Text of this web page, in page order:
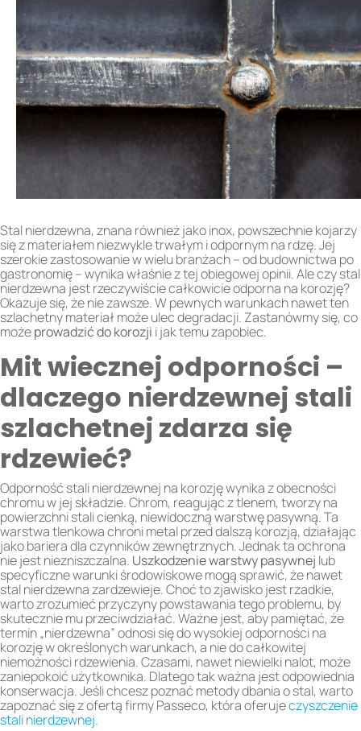
Stal nierdzewna, znana również jako inox, powszechnie kojarzy
się z materiałem niezwykle trwałym i odpornym na rdzę. Jej
szerokie zastosowanie w wielu branżach – od budownictwa po
gastronomię – wynika właśnie z tej obiegowej opinii. Ale czy stal
nierdzewna jest rzeczywiście całkowicie odporna na korozję?
Okazuje się, że nie zawsze. W pewnych warunkach nawet ten
szlachetny materiał może ulec degradacji. Zastanówmy się, co
możeprowadzić do korozji i jak temu zapobiec.
Mit wiecznej odporności –
dlaczego nierdzewnej stali
szlachetnej zdarza się
rdzewieć?
Odporność stali nierdzewnej na korozję wynika z obecności
chromu w jej składzie. Chrom, reagując z tlenem, tworzy na
powierzchni stali cienką, niewidoczną warstwę pasywną. Ta
warstwa tlenkowa chroni metal przed dalszą korozją, działając
jako bariera dla czynników zewnętrznych. Jednak ta ochrona
nie jest niezniszczalna. Uszkodzenie warstwy pasywnej lub
specyficzne warunki środowiskowe mogą sprawić, że nawet
stal nierdzewna zardzewieje. Choć to zjawisko jest rzadkie,
warto zrozumieć przyczyny powstawania tego problemu, by
skutecznie mu przeciwdziałać. Ważne jest, aby pamiętać, że
termin „nierdzewna” odnosi się do wysokiej odporności na
korozję w określonych warunkach, a nie do całkowitej
niemożności rdzewienia. Czasami, nawet niewielki nalot, może
zaniepokoić użytkownika. Dlatego tak ważna jest odpowiednia
konserwacja. Jeśli chcesz poznać metody dbania o stal, warto
zapoznać się z ofertą firmy Passeco, która oferujeczyszczenie
stali nierdzewnej.